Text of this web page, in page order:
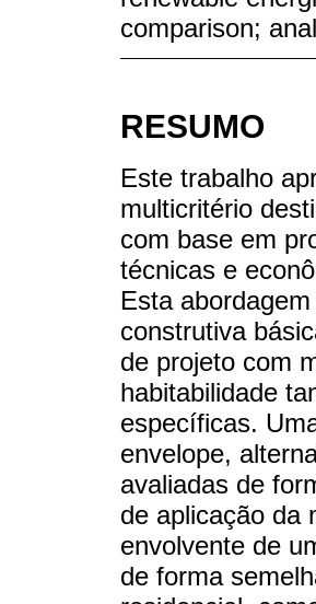
comparison;
RESUMO
Este trabalho
multicritério
com base em
técnicas e
Esta
construtiva
de projeto com
habitabilidade
específicas.
envelope,
avaliadas de
de aplicação da
envolvente de
de forma